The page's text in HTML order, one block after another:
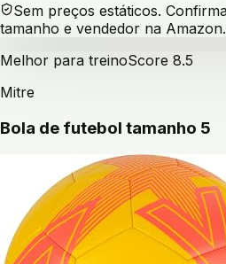
Sem preços estáticos.
tamanho e vendedor na
Melhor para treinoScore 8.5
Mitre
Bola de futebol tamanho 5